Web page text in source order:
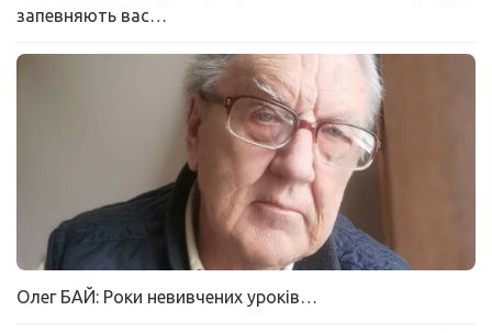
запевняють вас…
Олег БАЙ: Роки невивчених уроків…